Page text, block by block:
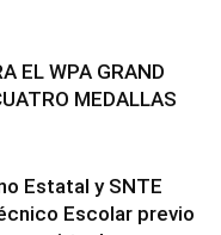
EL WPA GRAND
MEDALLAS
Estatal y SNTE
Escolar previo